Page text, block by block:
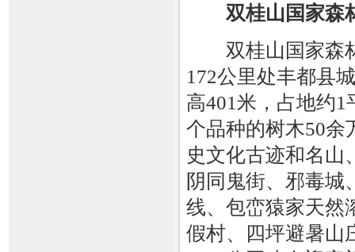
双桂山国家森
双桂山国家森
172公里处丰都县
高401米，占地约
个品种的树木50余
史文化古迹和名山
阴同鬼街、邪毒城
线、包峦猿家天然
假村、四坪避暑山